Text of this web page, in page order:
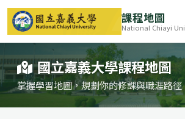
課程地圖
National Chiayi
國立嘉義大學課程地圖
掌握學習地圖，規劃你的修課與職涯路徑